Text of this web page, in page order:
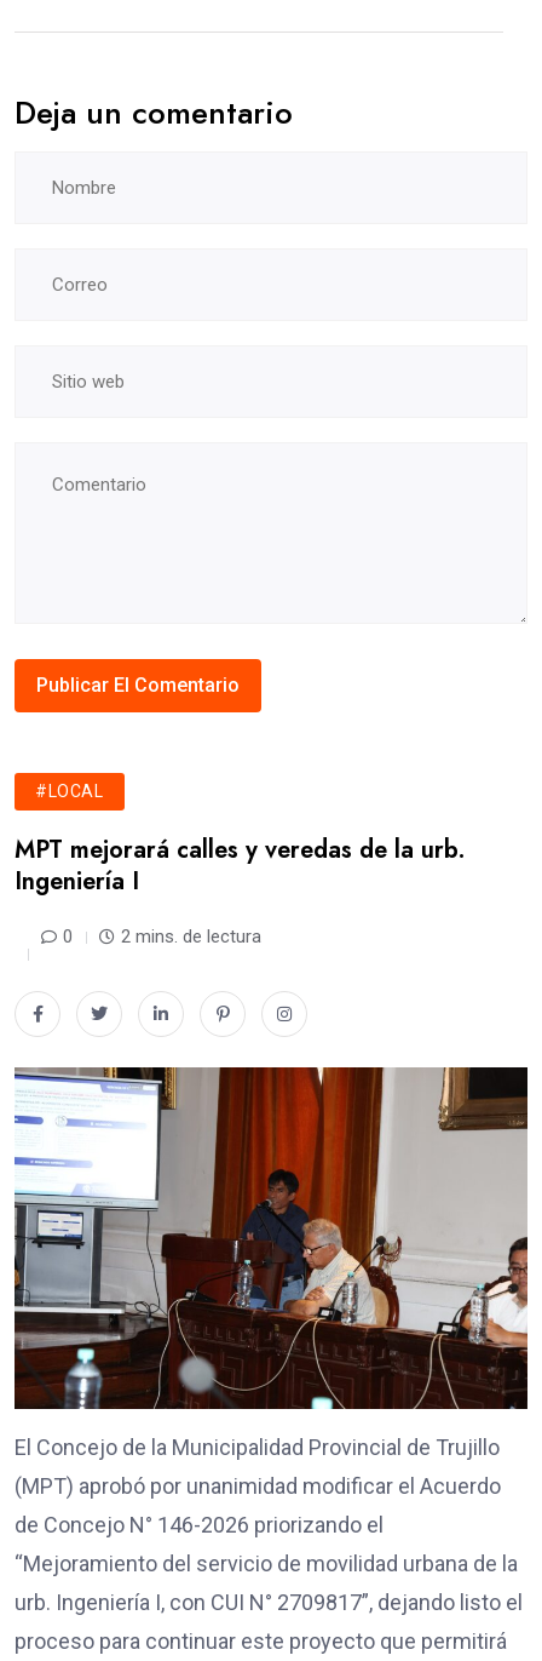
Deja un comentario
#LOCAL
MPT mejorará calles y veredas de la urb.
Ingeniería I
0 2 mins. de lectura
El Concejo de la Municipalidad Provincial de Trujillo
(MPT) aprobó por unanimidad modificar el Acuerdo
de Concejo N° 146-2026 priorizando el
“Mejoramiento del servicio de movilidad urbana de la
urb. Ingeniería I, con CUI N° 2709817”, dejando listo el
proceso para continuar este proyecto que permitirá